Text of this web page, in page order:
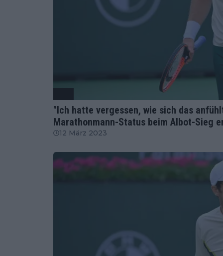
"Ich hatte vergessen, wie sich das
Marathonmann-Status beim Albot-Sieg
12 März 2023